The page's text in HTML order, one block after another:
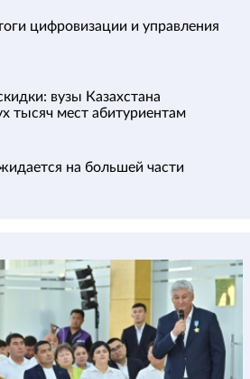
цифровизации и управления
вузы Казахстана
тысяч мест абитуриентам
на большей части